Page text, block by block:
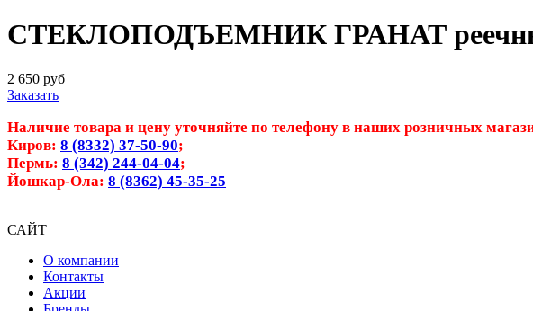
СТЕКЛОПОДЪЕМНИК ГРАНАТ реечный
2 650 руб
Заказать
Наличие товара и цену уточняйте по телефону в наших розничных
Киров: 8 (8332) 37-50-90;
Пермь: 8 (342) 244-04-04;
Йошкар-Ола: 8 (8362) 45-35-25
САЙТ
О компании
Контакты
Акции